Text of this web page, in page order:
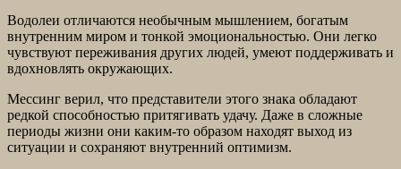
Водолеи отличаются необычным мышлением, богатым
внутренним миром и тонкой эмоциональностью. Они легко
чувствуют переживания других людей, умеют поддерживать и
вдохновлять окружающих.
Мессинг верил, что представители этого знака обладают
редкой способностью притягивать удачу. Даже в сложные
периоды жизни они каким-то образом находят выход из
ситуации и сохраняют внутренний оптимизм.